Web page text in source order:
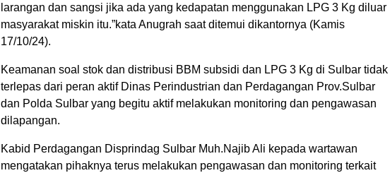
larangan dan sangsi jika ada yang kedapatan menggunakan LPG 3 Kg diluar
masyarakat miskin itu.”kata Anugrah saat ditemui dikantornya (Kamis
17/10/24).
Keamanan soal stok dan distribusi BBM subsidi dan LPG 3 Kg di Sulbar tidak
terlepas dari peran aktif Dinas Perindustrian dan Perdagangan Prov.Sulbar
dan Polda Sulbar yang begitu aktif melakukan monitoring dan pengawasan
dilapangan.
Kabid Perdagangan Disprindag Sulbar Muh.Najib Ali kepada wartawan
mengatakan pihaknya terus melakukan pengawasan dan monitoring terkait